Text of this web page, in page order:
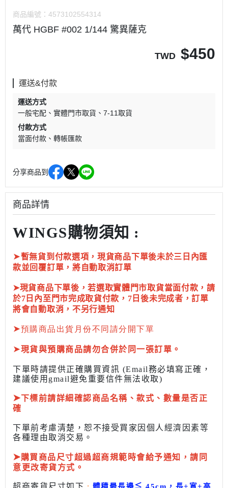
商品編號： 4573102554314
萬代 HGBF #002 1/144 驚異薩克
TWD $450
運送&付款
運送方式
一般宅配
實體門市取貨
7-11取貨
付款方式
當面付款
轉帳匯款
分享商品到
商品詳情
WINGS購物須知 :
➤暫無貨到付款選項，現貨商品下單後未於三日內匯
款並回覆訂單，將自動取消訂單
➤現貨商品下單後，若選取實體門市取貨當面付款，請
於7日內至門市完成取貨付款，7日後未完成者，訂單
將會自動取消，不另行通知
➤預購商品出貨月份不同請分開下單
➤現貨與預購商品請勿合併於同一張訂單。
下單時請提供正確購買資訊 (Email務必填寫正確，
建議使用gmail避免重要信件無法收取)
➤下標前請詳細確認商品名稱、款式、數量是否正
確
下單前考慮清楚，恕不接受買家因個人經濟因素等
各種理由取消交易。
➤購買商品尺寸超過超商規範時會給予通知，請同
意更改寄貨方式。